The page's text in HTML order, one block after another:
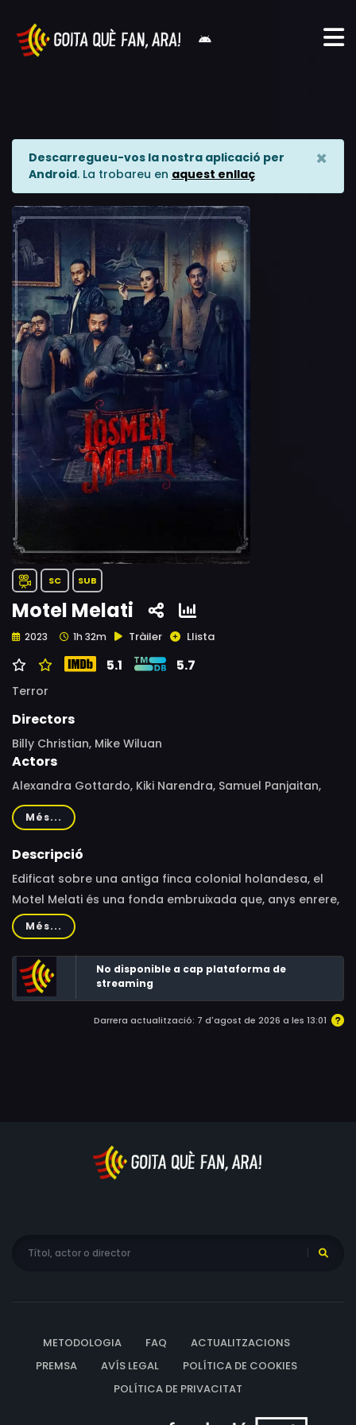
Descarregueu-vos la nostra aplicació per
Android. La trobareu en aquest enllaç
×
SC SUB
Motel Melati
2023 1h 32m Tràiler Llista
5.1 5.7
Terror
Directors
Billy Christian, Mike Wiluan
Actors
Alexandra Gottardo, Kiki Narendra, Samuel Panjaitan,
Fandy Christian, Dwi Sasono, Bima Sena, Jordan Omar,
Adinda Breton, Putra Dinata, Sarah Felicia, Abirama Putra
Andresta, Totos Rasiti, Putri Ayudya, Haydar Salishz,
Més...
Descripció
Edificat sobre una antiga finca colonial holandesa, el
Motel Melati és una fonda embruixada que, anys enrere,
va pertànyer a un doctor de la zona anomenat Kusno,
un metge boig que va realitzar experiments secrets en
cadàvers.
Més...
No disponible a cap plataforma de
streaming
Darrera actualització: 7 d'agost de 2026 a les 13:01
METODOLOGIA FAQ
ACTUALITZACIONS
PREMSA
AVÍS LEGAL
POLÍTICA DE COOKIES
POLÍTICA DE PRIVACITAT